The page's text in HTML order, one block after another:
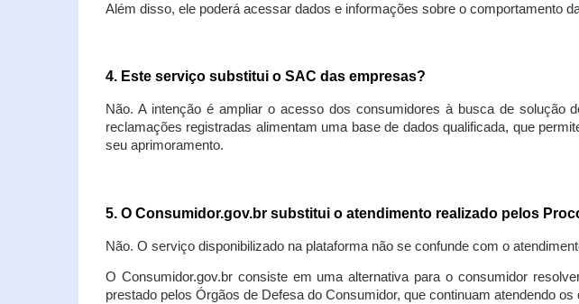
Além disso, ele poderá acessar dados e informações sobre o comportamento
4. Este serviço substitui o SAC das empresas?
Não. A intenção é ampliar o acesso dos consumidores à busca de solução
reclamações registradas alimentam uma base de dados qualificada, que
seu aprimoramento.
5. O Consumidor.gov.br substitui o atendimento realizado pelos
Não. O serviço disponibilizado na plataforma não se confunde com o
O Consumidor.gov.br consiste em uma alternativa para o consumidor
prestado pelos Órgãos de Defesa do Consumidor, que continuam atendendo